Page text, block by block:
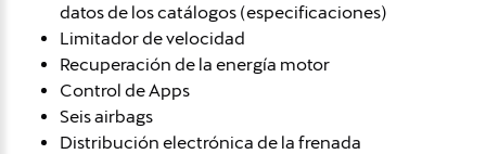
datos de los catálogos (especificaciones)
Limitador de velocidad
Recuperación de la energía motor
Control de Apps
Seis airbags
Distribución electrónica de la frenada